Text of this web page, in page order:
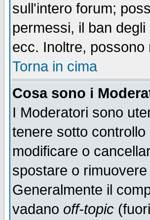
sull'intero forum;
permessi, il ban
ecc. Inoltre,
Torna in cima
Cosa sono i
I Moderatori sono
tenere sotto
modificare o
spostare o
Generalmente il
vadano off-topic